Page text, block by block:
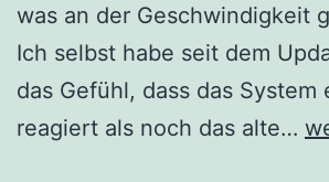
was an der Geschwindigkeit
Ich selbst habe seit dem
das Gefühl, dass das System
reagiert als noch das alte…